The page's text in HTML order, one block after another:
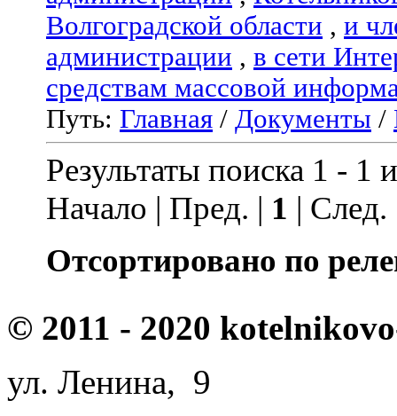
Волгоградской области , и
администрации , в сети
средствам массовой
Путь: Главная / Документы /
Результаты поиска 1 - 1
Начало | Пред. | 1 |
Отсортировано по
© 2011 - 2020
ул. Ленина, 9